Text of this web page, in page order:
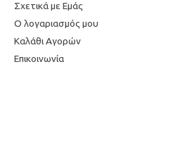
Σχετικά με Εμάς
Ο λογαριασμός μου
Καλάθι Αγορών
Επικοινωνία